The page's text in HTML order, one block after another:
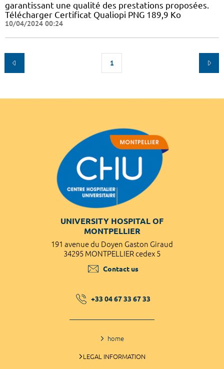
garantissant une qualité des prestations proposées.
Télécharger Certificat Qualiopi PNG 189,9 Ko
10/04/2024 00:24
1
UNIVERSITY HOSPITAL OF
MONTPELLIER
191 avenue du Doyen Gaston Giraud
34295 MONTPELLIER cedex 5
Contact us
+33 04 67 33 67 33
home
LEGAL INFORMATION